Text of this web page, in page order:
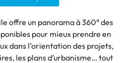
offre un panorama à 360° des
pour mieux prendre en
dans l’orientation des projets,
les plans d’urbanisme… tout